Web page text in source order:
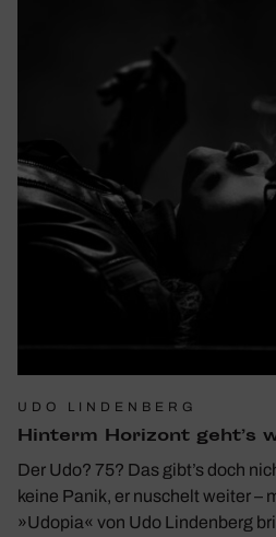
UDO LINDENBERG
Hinterm Hori­zont geht’s
Der Udo? 75? Das gibt’s doch
keine Panik, er nuschelt weiter –
»Udopia« von Udo Lindenberg